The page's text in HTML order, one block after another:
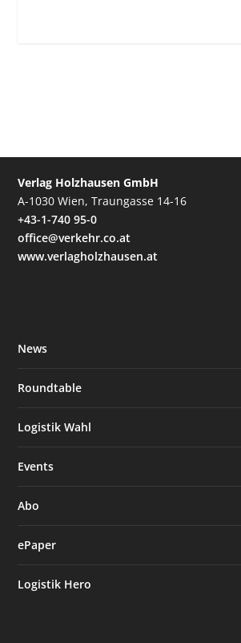
Verlag Holzhausen GmbH
A-1030 Wien, Traungasse 14-16
+43-1-740 95-0
office@verkehr.co.at
www.verlagholzhausen.at
News
Roundtable
Logistik Wahl
Events
Abo
ePaper
Logistik Hero